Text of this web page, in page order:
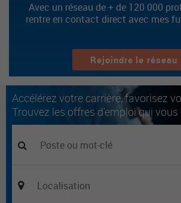
Avec un réseau de + de 120 000
rentre en contact direct avec mes
Rejoindre le réseau
Accélérez votre carrière, favorisez
Trouvez les offres d'emploi qui vous